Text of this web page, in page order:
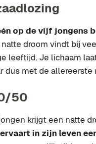
op de vijf jongens
natte droom vindt bij
leeftijd. Je lichaam
dus met de
50
krijgt een natte
in zijn leven